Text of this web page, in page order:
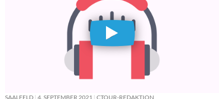
SAALFELD 4. SEPTEMBER 2021 CTOUR-REDAKTION